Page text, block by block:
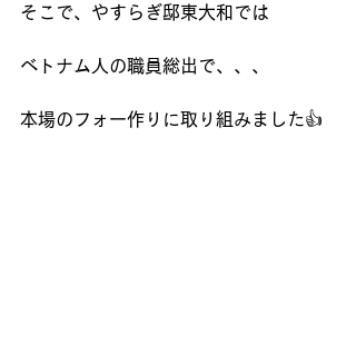
そこで、やすらぎ邸東大和では
ベトナム人の職員総出で、、、
本場のフォー作りに取り組みました👍